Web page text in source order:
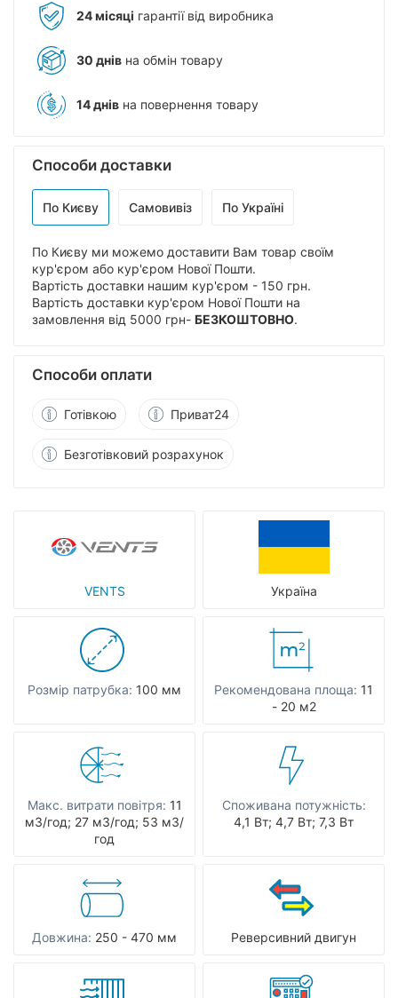
VENTS Україна
Розмір патрубка: 100 мм Рекомендована площа: 11
- 20 м2
Макс. витрати повітря: 11
мЗ/год; 27 мЗ/год; 53 мЗ/
год
Споживана потужність:
4,1 Вт; 4,7 Вт; 7,3 Вт
Довжина: 250 - 470 мм Реверсивний двигун
24 місяці гарантії від виробника
30 днів на обмін товару
14 днів на повернення товару
Способи доставки
По Києву Самовивіз По Україні
По Києву ми можемо доставити Вам товар своїм
кур'єром або кур'єром Нової Пошти.
Вартість доставки нашим кур'єром - 150 грн.
Вартість доставки кур'єром Нової Пошти на
замовлення від 5000 грн- БЕЗКОШТОВНО.
Способи оплати
Готівкою Приват24
Безготівковий розрахунок